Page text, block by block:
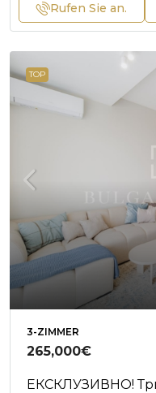
Rufen Sie an.
TOP
3-ZIMMER
265,000€
ЕКСКЛУЗИВНО!